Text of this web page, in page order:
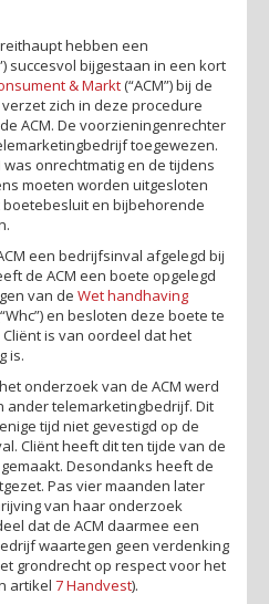
hebben een
succesvol bijgestaan in een kort
& Markt(“ACM”) bij de
verzet zich in deze procedure
ACM. De voorzieningenrechter
toegewezen.
onrechtmatig en de tijdens
moeten worden uitgesloten
boetebesluit en bijbehorende
een bedrijfsinval afgelegd bij
de ACM een boete opgelegd
van de Wet handhaving
en besloten deze boete te
is van oordeel dat het
is.
onderzoek van de ACM werd
ander telemarketingbedrijf. Dit
tijd niet gevestigd op de
Cliënt heeft dit ten tijde van de
Desondanks heeft de
Pas vier maanden later
van haar onderzoek
dat de ACM daarmee een
waartegen geen verdenking
grondrecht op respect voor het
artikel 7 Handvest).